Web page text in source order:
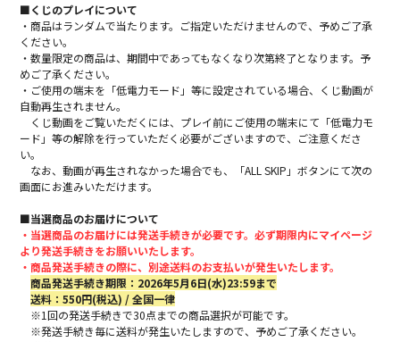
■くじのプレイについて
・商品はランダムで当たります。ご指定いただけませんので、予めご了承
ください。
・数量限定の商品は、期間中であってもなくなり次第終了となります。予
めご了承ください。
・ご使用の端末を「低電力モード」等に設定されている場合、くじ動画が
自動再生されません。
くじ動画をご覧いただくには、プレイ前にご使用の端末にて「低電力モ
ード」等の解除を行っていただく必要がございますので、ご注意くださ
い。
なお、動画が再生されなかった場合でも、「ALL SKIP」ボタンにて次の
画面にお進みいただけます。
■当選商品のお届けについて
・当選商品のお届けには発送手続きが必要です。必ず期限内にマイページ
より発送手続きをお願いいたします。
・商品発送手続きの際に、別途送料のお支払いが発生いたします。
商品発送手続き期限：2026年5月6日(水)23:59まで
送料：550円(税込) / 全国一律
※1回の発送手続きで30点までの商品選択が可能です。
※発送手続き毎に送料が発生いたしますので、予めご了承ください。